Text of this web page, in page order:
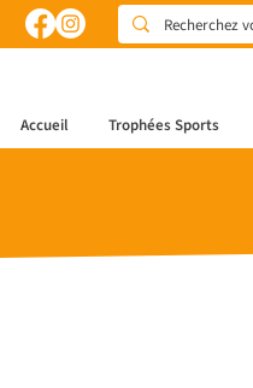
Accueil Trophées Sports